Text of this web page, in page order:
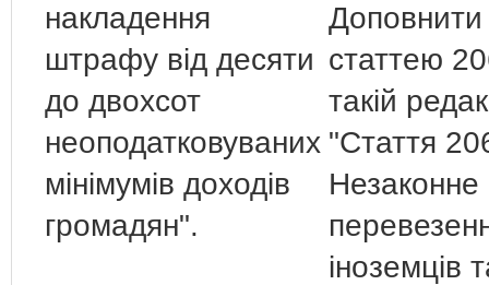
накладення
штрафу від десяти
до двохсот
неоподатковуваних
мінімумів доходів
громадян".
Доповнити
статтею
такій
"Стаття
Незаконне
іноземців